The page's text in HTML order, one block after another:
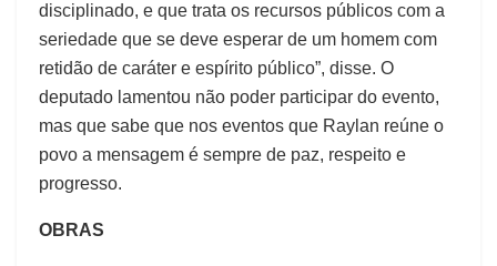
disciplinado, e que trata os recursos públicos com a
seriedade que se deve esperar de um homem com
retidão de caráter e espírito público”, disse. O
deputado lamentou não poder participar do evento,
mas que sabe que nos eventos que Raylan reúne o
povo a mensagem é sempre de paz, respeito e
progresso.
OBRAS